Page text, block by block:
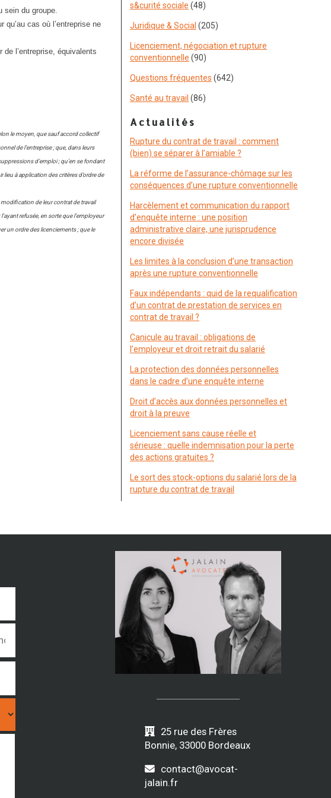
sein du groupe.
cas où l’entreprise ne
l’entreprise, équivalents
le moyen, que sauf accord collectif
de l’entreprise ; que, dans leurs
d’emploi ; qu’en se fondant
à application des critères d’ordre de
modification de leur contrat de travail
refusée, en sorte que l’employeur
un ordre des licenciements ; que le
s&curité sociale (48)
Juridique & Social (205)
Licenciement, négociation et rupture
conventionnelle (90)
Questions fréquentes (642)
Santé au travail (86)
Actualités
Rupture du contrat de travail : comment
(bien) se séparer à l’amiable ?
La réforme de l’assurance-chômage sur les
conséquences d’une rupture conventionnelle
Harcèlement et communication du rapport
d’enquête interne : une position
administrative claire, une jurisprudence
encore divisée
Les limites à la conclusion d’une transaction
après une rupture conventionnelle
Faux indépendants : quid de la requalification
d’un contrat de prestation de services en
contrat de travail ?
Canicule au travail : obligations de
l’employeur et droit retrait du salarié
La protection des données personnelles
dans le cadre d’une enquête interne
Droit d’accès aux données personnelles et
droit à la preuve
Licenciement sans cause réelle et
sérieuse : quelle indemnisation pour la perte
des actions gratuites ?
Le sort des stock-options du salarié lors de la
rupture du contrat de travail
25 rue des Frères
Bonnie, 33000 Bordeaux
contact@avocat-
jalain.fr